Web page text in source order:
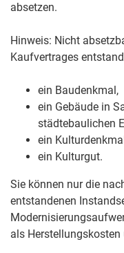
absetzen.
Hinweis: Nicht
Kaufvertrages
ein Baudenkmal,
ein Gebäude in
städtebaulichen
ein
ein Kulturgut.
Sie können nur die
entstandenen
als